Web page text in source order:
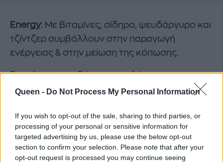
Queen - Do Not Process My Personal Information
If you wish to opt-out of the sale, sharing to third parties, or
processing of your personal or sensitive information for
targeted advertising by us, please use the below opt-out
section to confirm your selection. Please note that after your
opt-out request is processed you may continue seeing
Energy: Με βιταμίνες, σίδηρο, ψευδάργυρο και
τζίντζερ συμβάλλουν στην παραγωγή
ενέργειας & στην μείωση της κόπωσης.
Beauty:Με ψευδάργυρο, σελήνιο και
βιταμίνες, συμβάλλουν στην διατήρηση του
υποστηρίζοντας την παραγωγή κολλαγόνου
και την προστασία από το οξειδωτικό στρες
Sleep:Συνδυάζοντας μελατονίνη,